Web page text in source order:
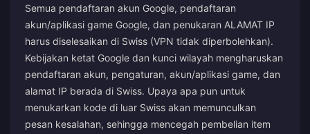
Semua pendaftaran akun Google, pendaftaran
akun/aplikasi game Google, dan penukaran ALAMAT IP
harus diselesaikan di Swiss (VPN tidak diperbolehkan).
Kebijakan ketat Google dan kunci wilayah mengharuskan
pendaftaran akun, pengaturan, akun/aplikasi game, dan
alamat IP berada di Swiss. Upaya apa pun untuk
menukarkan kode di luar Swiss akan memunculkan
pesan kesalahan, sehingga mencegah pembelian item